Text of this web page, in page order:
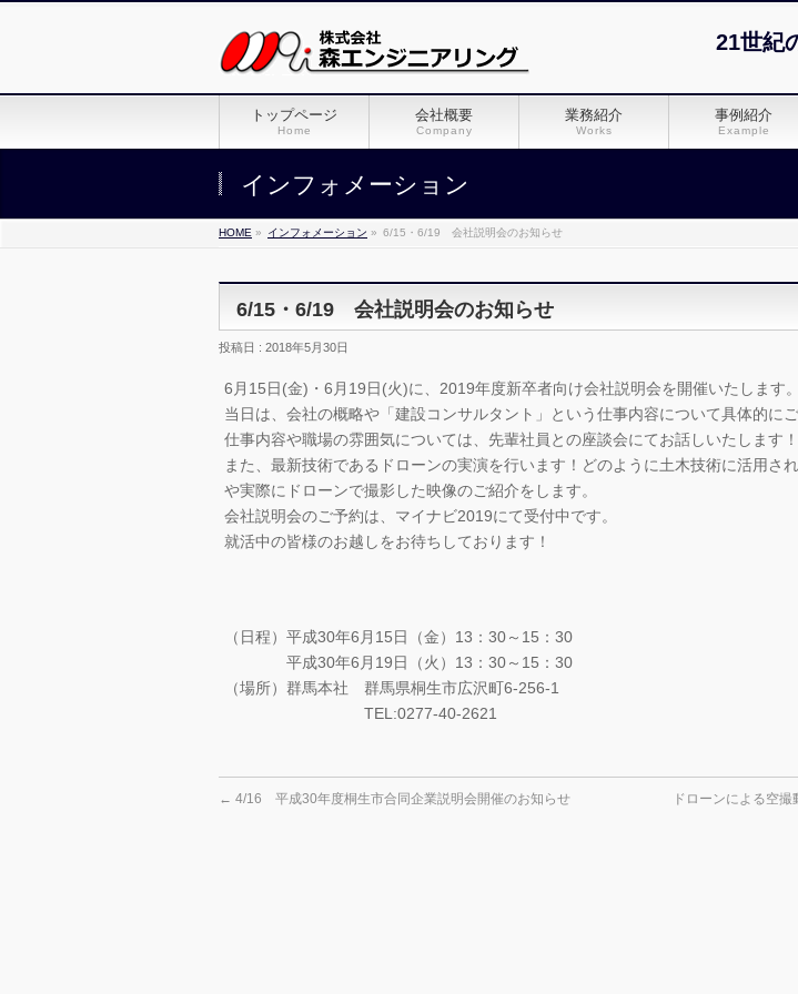
21世紀
トップページ
Home
会社概要
Company
業務紹介
Works
事例紹介
Example
インフォメーション
HOME » インフォメーション » 6/15・6/19 会社説明会のお知らせ
6/15・6/19 会社説明会のお知らせ
投稿日 : 2018年5月30日
6月15日(金)・6月19日(火)に、2019年度新卒者向け会社説明会を開催いたします。
当日は、会社の概略や「建設コンサルタント」という仕事内容について具体的にご
仕事内容や職場の雰囲気については、先輩社員との座談会にてお話しいたします！
また、最新技術であるドローンの実演を行います！どのように土木技術に活用さ
や実際にドローンで撮影した映像のご紹介をします。
会社説明会のご予約は、マイナビ2019にて受付中です。
就活中の皆様のお越しをお待ちしております！
（日程）平成30年6月15日（金）13：30～15：30
平成30年6月19日（火）13：30～15：30
（場所）群馬本社 群馬県桐生市広沢町6-256-1
TEL:0277-40-2621
← 4/16 平成30年度桐生市合同企業説明会開催のお知らせ ドローンによる空